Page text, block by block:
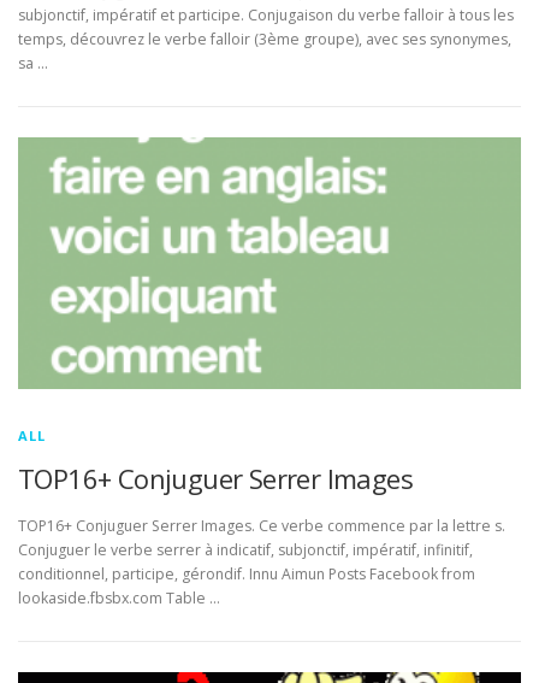
subjonctif, impératif et participe. Conjugaison du verbe falloir à tous les
temps, découvrez le verbe falloir (3ème groupe), avec ses synonymes,
sa …
ALL
TOP16+ Conjuguer Serrer Images
TOP16+ Conjuguer Serrer Images. Ce verbe commence par la lettre s.
Conjuguer le verbe serrer à indicatif, subjonctif, impératif, infinitif,
conditionnel, participe, gérondif. Innu Aimun Posts Facebook from
lookaside.fbsbx.com Table …